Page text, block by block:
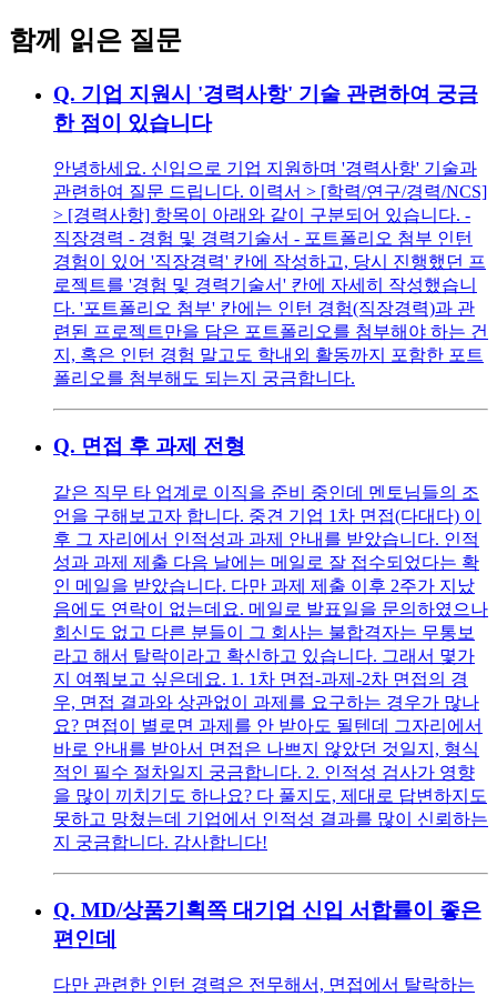
함께 읽은 질문
Q. 기업 지원시 '경력사항' 기술 관련하여 궁금
한 점이 있습니다
안녕하세요. 신입으로 기업 지원하며 '경력사항' 기술과
관련하여 질문 드립니다. 이력서 > [학력/연구/경력/NCS]
> [경력사항] 항목이 아래와 같이 구분되어 있습니다. -
직장경력 - 경험 및 경력기술서 - 포트폴리오 첨부 인턴
경험이 있어 '직장경력' 칸에 작성하고, 당시 진행했던 프
로젝트를 '경험 및 경력기술서' 칸에 자세히 작성했습니
다. '포트폴리오 첨부' 칸에는 인턴 경험(직장경력)과 관
련된 프로젝트만을 담은 포트폴리오를 첨부해야 하는 건
지, 혹은 인턴 경험 말고도 학내외 활동까지 포함한 포트
폴리오를 첨부해도 되는지 궁금합니다.
Q. 면접 후 과제 전형
같은 직무 타 업계로 이직을 준비 중인데 멘토님들의 조
언을 구해보고자 합니다. 중견 기업 1차 면접(다대다) 이
후 그 자리에서 인적성과 과제 안내를 받았습니다. 인적
성과 과제 제출 다음 날에는 메일로 잘 접수되었다는 확
인 메일을 받았습니다. 다만 과제 제출 이후 2주가 지났
음에도 연락이 없는데요. 메일로 발표일을 문의하였으나
회신도 없고 다른 분들이 그 회사는 불합격자는 무통보
라고 해서 탈락이라고 확신하고 있습니다. 그래서 몇가
지 여쭤보고 싶은데요. 1. 1차 면접-과제-2차 면접의 경
우, 면접 결과와 상관없이 과제를 요구하는 경우가 많나
요? 면접이 별로면 과제를 안 받아도 될텐데 그자리에서
바로 안내를 받아서 면접은 나쁘지 않았던 것일지, 형식
적인 필수 절차일지 궁금합니다. 2. 인적성 검사가 영향
을 많이 끼치기도 하나요? 다 풀지도, 제대로 답변하지도
못하고 망쳤는데 기업에서 인적성 결과를 많이 신뢰하는
지 궁금합니다. 감사합니다!
Q. MD/상품기획쪽 대기업 신입 서합률이 좋은
편인데
다만 관련한 인턴 경력은 전무해서, 면접에서 탈락하는